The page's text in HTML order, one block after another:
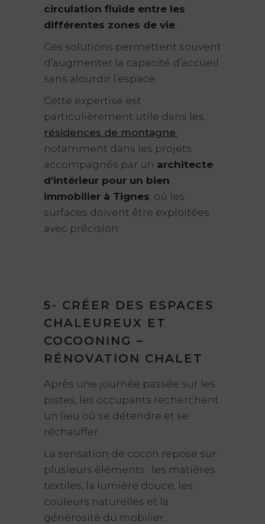
circulation fluide entre les
différentes zones de vie
Ces solutions permettent souvent
d’augmenter la capacité d’accueil
sans alourdir l’espace.
Cette expertise est
particulièrement utile dans les
résidences de montagne
notamment dans les projets
accompagnés par un architecte
d’intérieur pour un bien
immobilier à Tignes , où les
surfaces doivent être exploitées
avec précision.
5- CRÉER DES ESPACES
CHALEUREUX ET
COCOONING –
RÉNOVATION CHALET
Après une journée passée sur les
pistes, les occupants recherchent
un lieu où se détendre et se
réchauffer.
La sensation de cocon repose sur
plusieurs éléments : les matières
textiles, la lumière douce, les
couleurs naturelles et la
générosité du mobilier.